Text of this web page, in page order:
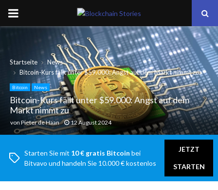
PRIMARY
Startseite
News
Bitcoin-Kurs fällt unter $59.000: Angst auf dem Markt nimmt zu
Bitcoin News
Bitcoin-Kurs fällt unter $59.000: Angst auf dem
Markt nimmt zu
von Pieter de Haan 12 August 2024
Starten Sie mit 10 € gratis Bitcoin bei
Bitvavo und handeln Sie 10.000 € kostenlos
JETZT
STARTEN